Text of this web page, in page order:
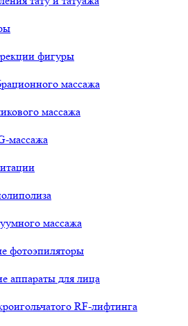
фигуры
массажа
массажа
массажа
массажа
фотоэпиляторы
аппараты для лица
RF-лифтинга